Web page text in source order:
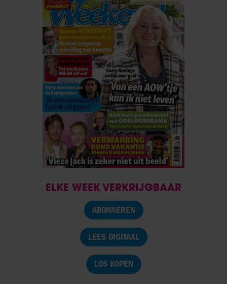
ELKE WEEK VERKRIJGBAAR
ABONNEREN
LEES DIGITAAL
LOS KOPEN